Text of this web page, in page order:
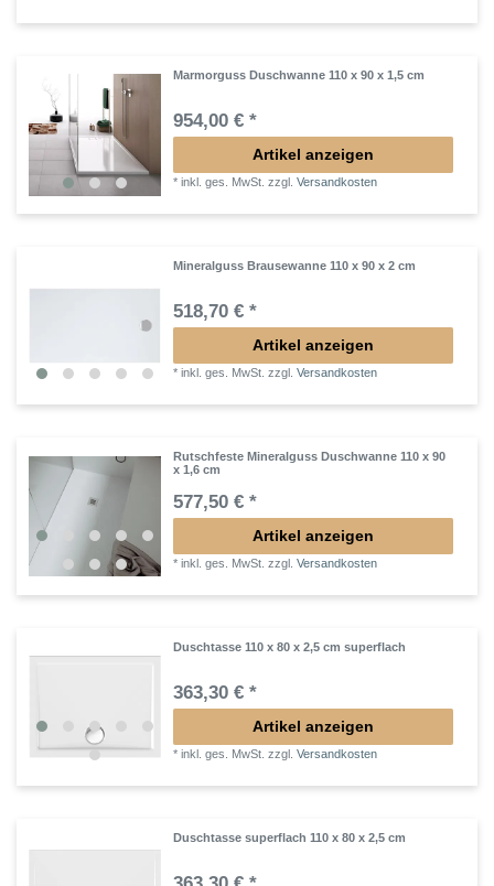
Marmorguss Duschwanne 110 x 90 x 1,5 cm
954,00 € *
Artikel anzeigen
*inkl. ges. MwSt. zzgl.Versandkosten
Mineralguss Brausewanne 110 x 90 x 2 cm
518,70 € *
Artikel anzeigen
*inkl. ges. MwSt. zzgl.Versandkosten
Rutschfeste Mineralguss Duschwanne 110 x 90
x 1,6 cm
577,50 € *
Artikel anzeigen
*inkl. ges. MwSt. zzgl.Versandkosten
Duschtasse 110 x 80 x 2,5 cm superflach
363,30 € *
Artikel anzeigen
*inkl. ges. MwSt. zzgl.Versandkosten
Duschtasse superflach 110 x 80 x 2,5 cm